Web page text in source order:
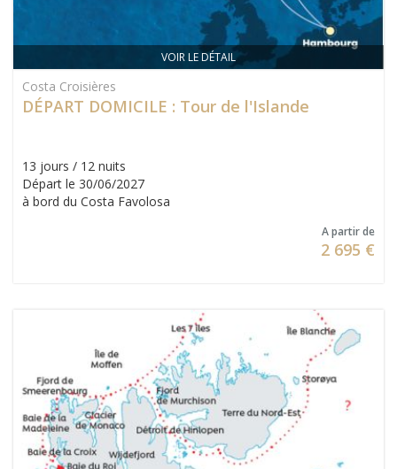
VOIR LE DÉTAIL
Costa Croisières
DÉPART DOMICILE : Tour de l'Islande
13 jours / 12 nuits
Départ le 30/06/2027
à bord du Costa Favolosa
A partir de
2 695 €